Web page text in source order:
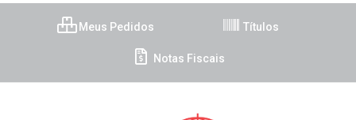
Meus Pedidos Títulos
Notas Fiscais